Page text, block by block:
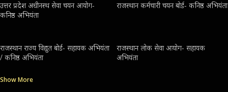
उत्तर प्रदेश अधीनस्थ सेवा चयन आयोग-
कनिष्ठ अभियंता
राजस्थान कर्मचारी चयन बोर्ड- कनिष्ठ अभियंता
राजस्थान राज्य विद्युत बोर्ड- सहायक अभियंता
/ कनिष्ठ अभियंता
राजस्थान लोक सेवा आयोग- सहायक
अभियंता
Show More